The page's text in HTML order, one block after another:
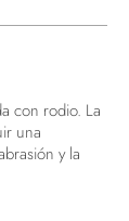
con rodio. La
una
y la